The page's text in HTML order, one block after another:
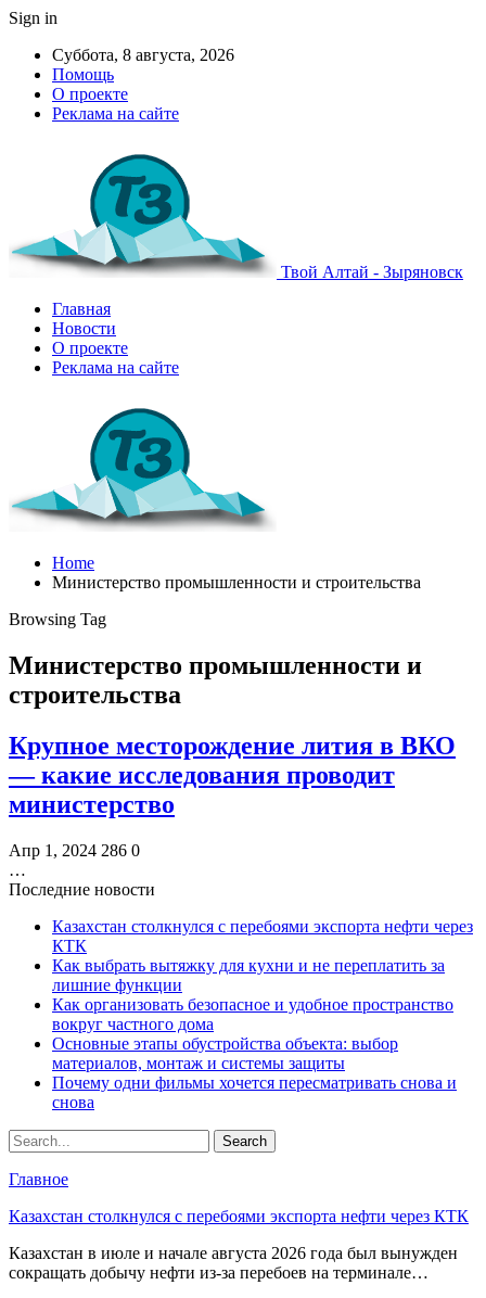
Sign in
Суббота, 8 августа, 2026
Помощь
О проекте
Реклама на сайте
Твой Алтай - Зыряновск
Главная
Новости
О проекте
Реклама на сайте
Home
Министерство промышленности и строительства
Browsing Tag
Министерство промышленности и
строительства
Крупное месторождение лития в ВКО
— какие исследования проводит
министерство
Апр 1, 2024 286 0
…
Последние новости
Казахстан столкнулся с перебоями экспорта нефти через
КТК
Как выбрать вытяжку для кухни и не переплатить за
лишние функции
Как организовать безопасное и удобное пространство
вокруг частного дома
Основные этапы обустройства объекта: выбор
материалов, монтаж и системы защиты
Почему одни фильмы хочется пересматривать снова и
снова
Главное
Казахстан столкнулся с перебоями экспорта нефти через КТК
Казахстан в июле и начале августа 2026 года был вынужден
сокращать добычу нефти из-за перебоев на терминале…